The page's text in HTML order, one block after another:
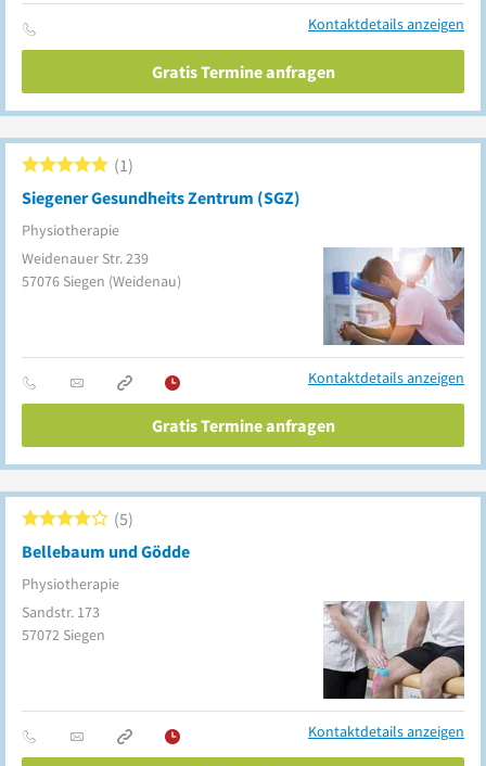
Kontaktdetails anzeigen
Gratis Termine anfragen
Siegener Gesundheits Zentrum (SGZ)
Physiotherapie
1
Weidenauer Str. 239
57076 Siegen (Weidenau)
Kontaktdetails anzeigen
Gratis Termine anfragen
Bellebaum und Gödde
Physiotherapie
5
Sandstr. 173
57072 Siegen
Kontaktdetails anzeigen